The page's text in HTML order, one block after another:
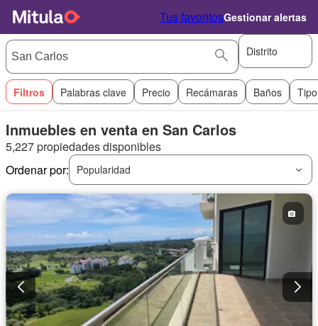
Tus favoritosGestionar alertas
Distrito
Filtros Palabras clave Precio Recámaras Baños
Inmuebles en venta en San Carlos
5,227 propiedades disponibles
Ordenar por:
Popularidad